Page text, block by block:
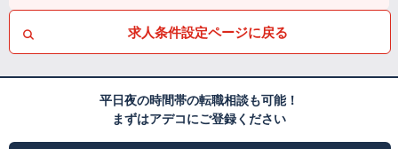
求人条件設定ページに戻る
平日夜の時間帯の転職相談も可能！
まずはアデコにご登録ください